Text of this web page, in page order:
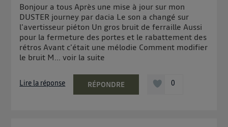
Bonjour a tous Après une mise à jour sur mon
DUSTER journey par dacia Le son a changé sur
l'avertisseur piéton Un gros bruit de ferraille Aussi
pour la fermeture des portes et le rabattement des
rétros Avant c'était une mélodie Comment modifier
le bruit M...voir la suite
Lire la réponse RÉPONDRE 0